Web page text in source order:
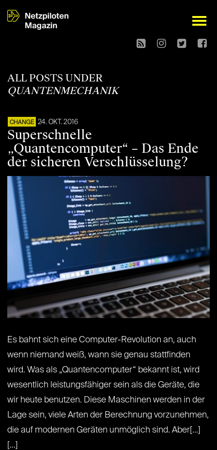
open
ALL POSTS UNDER
QUANTENMECHANIK
CHANGE 24. OKT. 2016
Superschnelle
„Quantencomputer“ – Das Ende
der sicheren Verschlüsselung?
Es bahnt sich eine Computer-Revolution an, auch
wenn niemand weiß, wann sie genau stattfinden
wird. Was als „Quantencomputer“ bekannt ist, wird
wesentlich leistungsfähiger sein als die Geräte, die
wir heute benutzen. Diese Maschinen werden in der
Lage sein, viele Arten der Berechnung vorzunehmen,
die auf modernen Geräten unmöglich sind. Aber[...]
[...]